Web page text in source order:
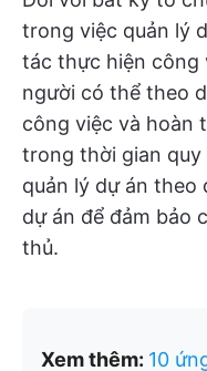
trong việc quản lý
tác thực hiện công
người có thể theo
công việc và hoàn
trong thời gian quy
quản lý dự án theo
dự án để đảm bảo
thủ.
Xem thêm: 10